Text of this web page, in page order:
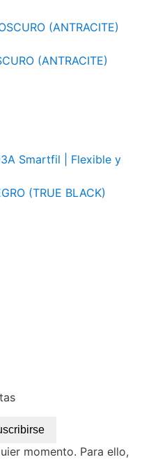
(ANTRACITE)
(TRUE BLACK)
momento. Para ello,